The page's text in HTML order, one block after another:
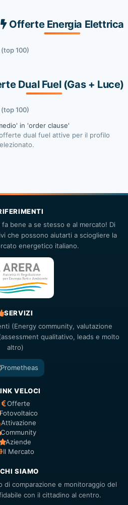
Offerte Energia Elettrica
(top 100)
Dual Fuel (Gas + Luce)
(top 100)
in 'order clause'
dual fuel attive per il profilo
bene a se stesso e al mercato! Di
che possono aiutarti a sciogliere la
energetico italiano.
SERVIZI
(Energy community, valutazione
qualitativo, leads e molto
altro)
VELOCI
Offerte
Attivazione
Community
Aziende
Il Mercato
CHI SIAMO
comparazione e monitoraggio del
con il cittadino al centro.